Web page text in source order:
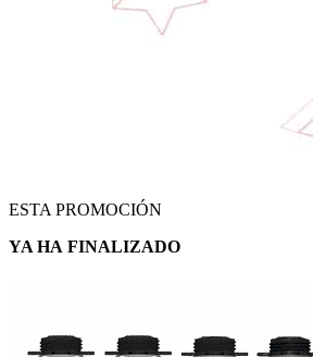
ESTA PROMOCIÓN
YA HA FINALIZADO